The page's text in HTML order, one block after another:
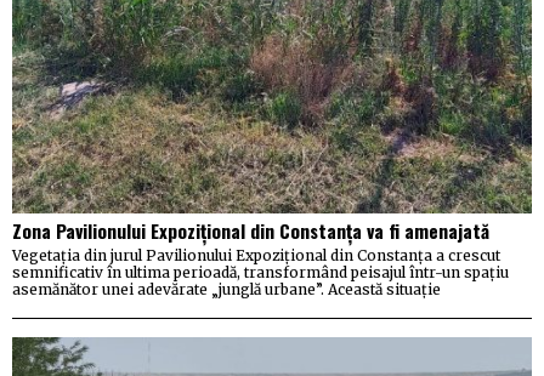
Zona Pavilionului Expozițional din Constanța va fi amenajată
Vegetația din jurul Pavilionului Expozițional din Constanța a crescut
semnificativ în ultima perioadă, transformând peisajul într-un spațiu
asemănător unei adevărate „junglă urbane”. Această situație